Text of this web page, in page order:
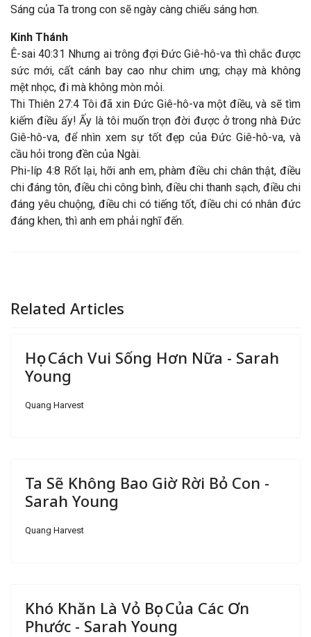
Sáng của Ta trong con sẽ ngày càng chiếu sáng hơn.
Kinh Thánh
Ê-sai 40:31 Nhưng ai trông đợi Đức Giê-hô-va thì chắc được
sức mới, cất cánh bay cao như chim ưng; chạy mà không
mệt nhọc, đi mà không mòn mỏi.
Thi Thiên 27:4 Tôi đã xin Đức Giê-hô-va một điều, và sẽ tìm
kiếm điều ấy! Ấy là tôi muốn trọn đời được ở trong nhà Đức
Giê-hô-va, để nhìn xem sự tốt đẹp của Đức Giê-hô-va, và
cầu hỏi trong đền của Ngài.
Phi-líp 4:8 Rốt lại, hỡi anh em, phàm điều chi chân thật, điều
chi đáng tôn, điều chi công bình, điều chi thanh sạch, điều chi
đáng yêu chuộng, điều chi có tiếng tốt, điều chi có nhân đức
đáng khen, thì anh em phải nghĩ đến.
Related Articles
Học Cách Vui Sống Hơn Nữa - Sarah
Young
Quang Harvest
Ta Sẽ Không Bao Giờ Rời Bỏ Con -
Sarah Young
Quang Harvest
Khó Khăn Là Vỏ Bọc Của Các Ơn
Phước - Sarah Young